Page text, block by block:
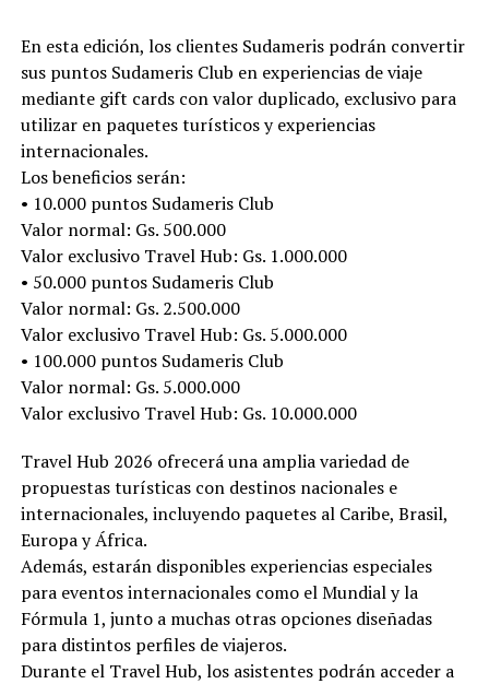
En esta edición, los clientes Sudameris podrán convertir
sus puntos Sudameris Club en experiencias de viaje
mediante gift cards con valor duplicado, exclusivo para
utilizar en paquetes turísticos y experiencias
internacionales.
Los beneficios serán:
• 10.000 puntos Sudameris Club
Valor normal: Gs. 500.000
Valor exclusivo Travel Hub: Gs. 1.000.000
• 50.000 puntos Sudameris Club
Valor normal: Gs. 2.500.000
Valor exclusivo Travel Hub: Gs. 5.000.000
• 100.000 puntos Sudameris Club
Valor normal: Gs. 5.000.000
Valor exclusivo Travel Hub: Gs. 10.000.000
Travel Hub 2026 ofrecerá una amplia variedad de
propuestas turísticas con destinos nacionales e
internacionales, incluyendo paquetes al Caribe, Brasil,
Europa y África.
Además, estarán disponibles experiencias especiales
para eventos internacionales como el Mundial y la
Fórmula 1, junto a muchas otras opciones diseñadas
para distintos perfiles de viajeros.
Durante el Travel Hub, los asistentes podrán acceder a